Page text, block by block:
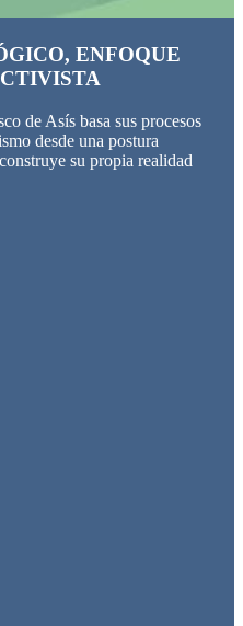
ENFOQUE
de Asís basa sus procesos
desde una postura
su propia realidad